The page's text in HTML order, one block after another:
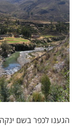
הגענו לכפר בשם ינקה Yanque שם היינו